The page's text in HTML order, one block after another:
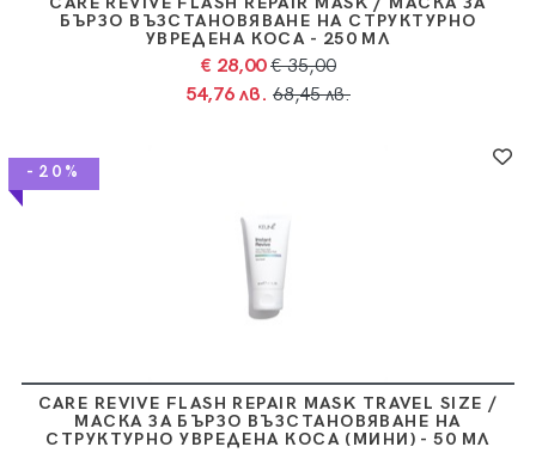
БЪРЗО ВЪЗСТАНОВЯВАНЕ НА СТРУКТУРНО
УВРЕДЕНА КОСА - 250 МЛ
€ 28,00 € 35,00
54,76 лв. 68,45 лв.
-20%
CARE REVIVE FLASH REPAIR MASK TRAVEL SIZE /
МАСКА ЗА БЪРЗО ВЪЗСТАНОВЯВАНЕ НА
СТРУКТУРНО УВРЕДЕНА КОСА (МИНИ) - 50 МЛ